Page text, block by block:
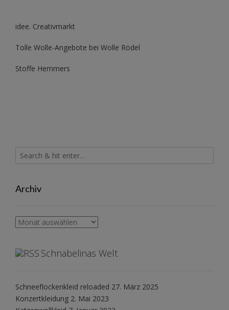
idee. Creativmarkt
Tolle Wolle-Angebote bei Wolle Rödel
Stoffe Hemmers
Archiv
Archiv
Schnabelinas Welt
Schneeflockenkleid reloaded 27. März 2025
Konzertkleidung 2. Mai 2023